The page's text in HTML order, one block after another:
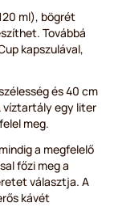
ml), bögrét
Továbbá
kapszulával,
és 40 cm
víztartály egy liter
meg.
a megfelelő
főzi meg a
választja. A
kávét